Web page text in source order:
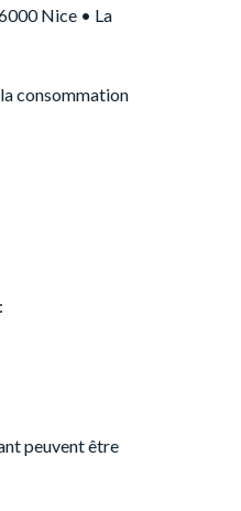
Nice • La
consommation
peuvent être